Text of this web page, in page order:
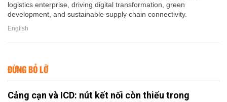
logistics enterprise, driving digital transformation, green
development, and sustainable supply chain connectivity.
English
ĐỪNG BỎ LỠ
Cảng cạn và ICD: nút kết nối còn thiếu trong